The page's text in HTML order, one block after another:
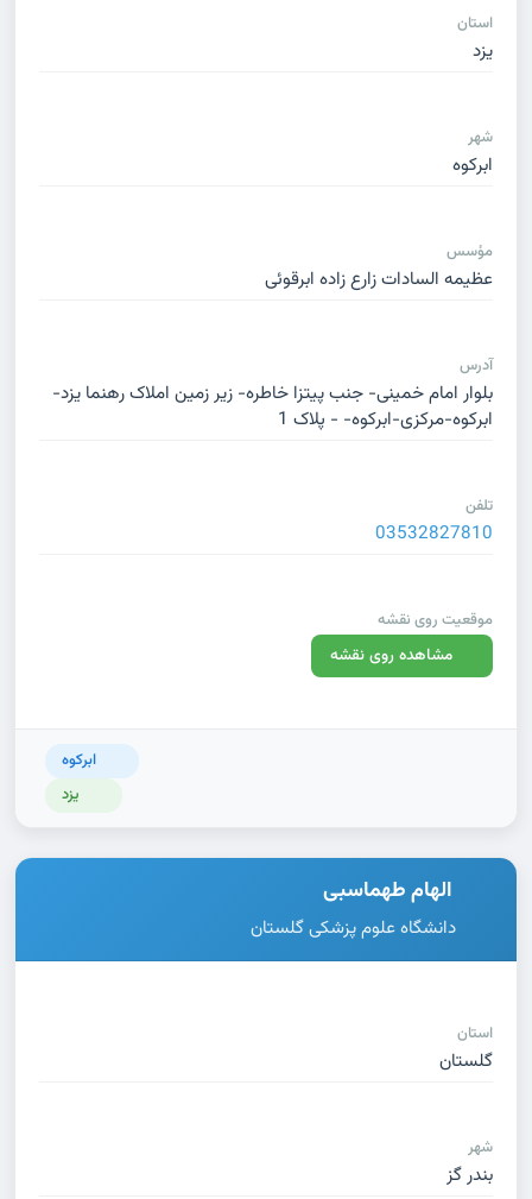
استان
یزد
شهر
ابرکوه
مؤسس
عظیمه السادات زارع زاده ابرقوئی
آدرس
بلوار امام خمینی- جنب پیتزا خاطره- زیر زمین املاک رهنما یزد-
ابرکوه-مرکزی-ابرکوه- - پلاک 1
تلفن
03532827810
موقعیت روی نقشه
مشاهده روی نقشه
ابرکوه
یزد
الهام طهماسبی
دانشگاه علوم پزشکی گلستان
استان
گلستان
شهر
بندر گز